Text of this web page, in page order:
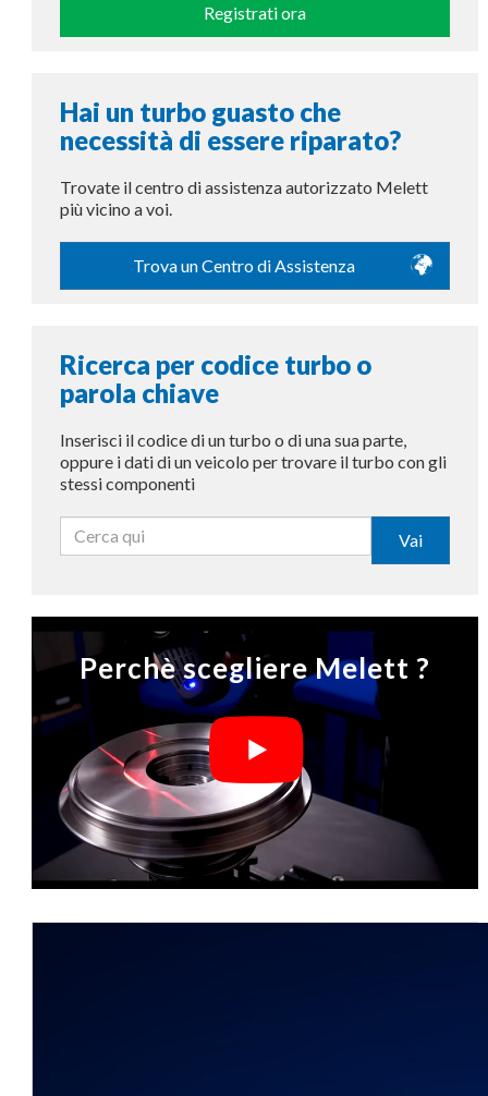
Registrati ora
Hai un turbo guasto che
necessità di essere riparato?
Trovate il centro di assistenza autorizzato Melett
più vicino a voi.
Trova un Centro di Assistenza
Ricerca per codice turbo o
parola chiave
Inserisci il codice di un turbo o di una sua parte,
oppure i dati di un veicolo per trovare il turbo con gli
stessi componenti
Vai
Perchè scegliere Melett ?